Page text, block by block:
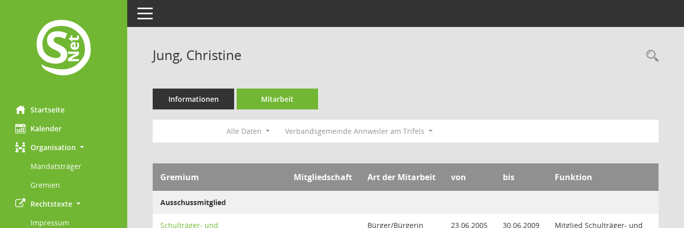
Startseite
Kalender
Organisation
Mandatsträger
Gremien
Rechtstexte
Impressum
Toggle navigation
Jung, Christine
Informationen Mitarbeit
Alle Daten Verbandsgemeinde Annweiler am Trifels
Gremium Mitgliedschaft Art der Mitarbeit von bis Funktion
Ausschussmitglied
Schulträger- und
Bürger/Bürgerin 23.06.2005 30.06.2009
Mitglied Schulträger- und